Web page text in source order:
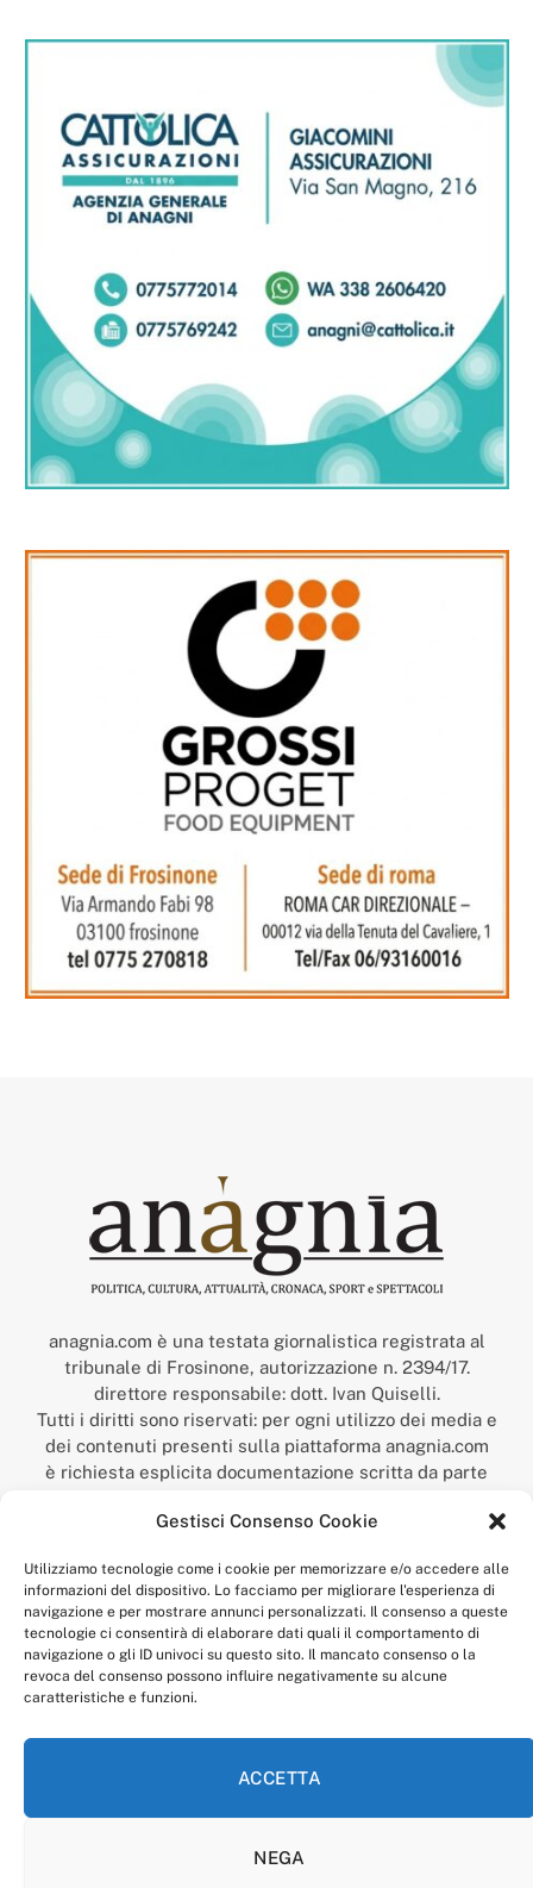
Gestisci Consenso Cookie
Utilizziamo tecnologie come i cookie per memorizzare e/o accedere alle
informazioni del dispositivo. Lo facciamo per migliorare l'esperienza di
navigazione e per mostrare annunci personalizzati. Il consenso a queste
tecnologie ci consentirà di elaborare dati quali il comportamento di
navigazione o gli ID univoci su questo sito. Il mancato consenso o la
revoca del consenso possono influire negativamente su alcune
caratteristiche e funzioni.
ACCETTA
NEGA
anagnia.com è una testata giornalistica registrata al
tribunale di Frosinone, autorizzazione n. 2394/17.
direttore responsabile: dott. Ivan Quiselli.
Tutti i diritti sono riservati: per ogni utilizzo dei media e
dei contenuti presenti sulla piattaforma anagnia.com
è richiesta esplicita documentazione scritta da parte
“Anagnia” è un marchio registrato presso l’Ufficio Italiano
Economico,
num. registrazione: 302017000014044 del 9 febbraio 2017.
Per contatti:redazione@anagnia.com
COOKIE POLICY